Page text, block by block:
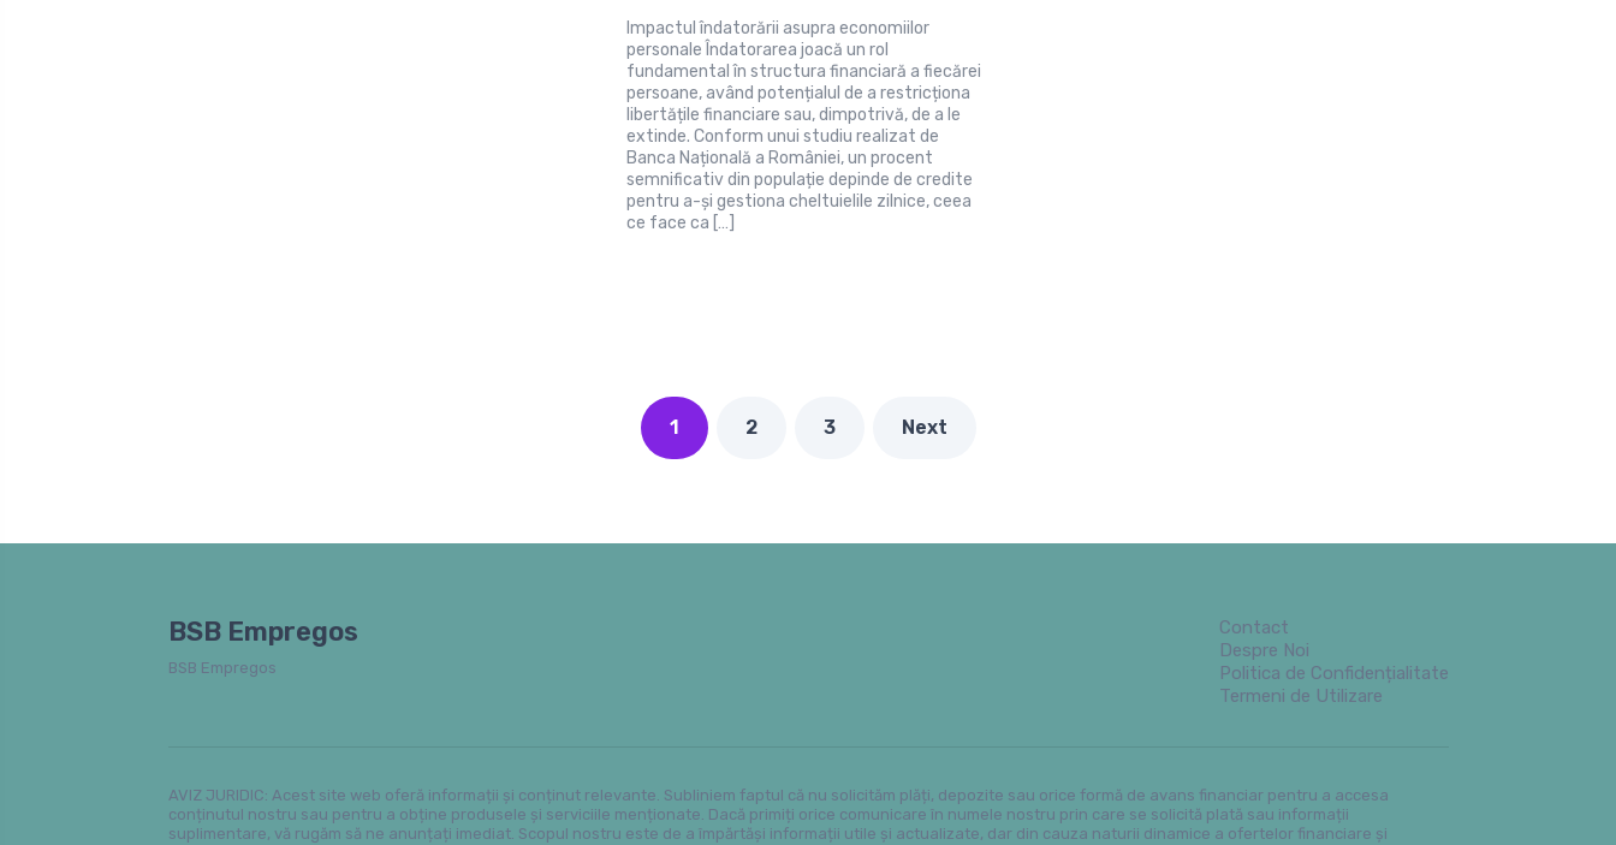
Impactul îndatorării asupra economiilor
personale Îndatorarea joacă un rol
fundamental în structura financiară a fiecărei
persoane, având potențialul de a restricționa
libertățile financiare sau, dimpotrivă, de a le
extinde. Conform unui studiu realizat de
Banca Națională a României, un procent
semnificativ din populație depinde de credite
pentru a-și gestiona cheltuielile zilnice, ceea
ce face ca […]
1 2 3 Next
BSB Empregos
BSB Empregos
Contact
Despre Noi
Politica de Confidențialitate
Termeni de Utilizare
AVIZ JURIDIC: Acest site web oferă informații și conținut relevante. Subliniem faptul că nu solicităm plăți, depozite sau orice formă de avans financiar pentru a accesa
conținutul nostru sau pentru a obține produsele și serviciile menționate. Dacă primiți orice comunicare în numele nostru prin care se solicită plată sau informații
suplimentare, vă rugăm să ne anunțați imediat. Scopul nostru este de a împărtăși informații utile și actualizate, dar din cauza naturii dinamice a ofertelor financiare și